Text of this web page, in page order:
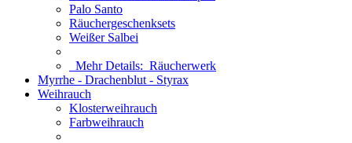
Palo Santo
Räuchergeschenksets
Weißer Salbei
Mehr Details: Räucherwerk
Myrrhe - Drachenblut - Styrax
Weihrauch
Klosterweihrauch
Farbweihrauch